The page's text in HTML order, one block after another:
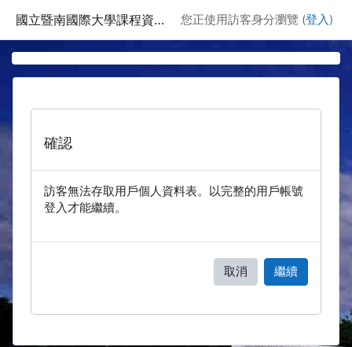
國立暨南國際大學課程資訊網 您正使用訪客身分瀏覽 (登入 )
確認
訪客無法存取用戶個人資料表。以完整的用戶帳號
登入才能繼續。
取消 繼續